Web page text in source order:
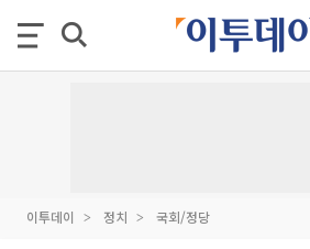
이투데이 정치 국회/정당